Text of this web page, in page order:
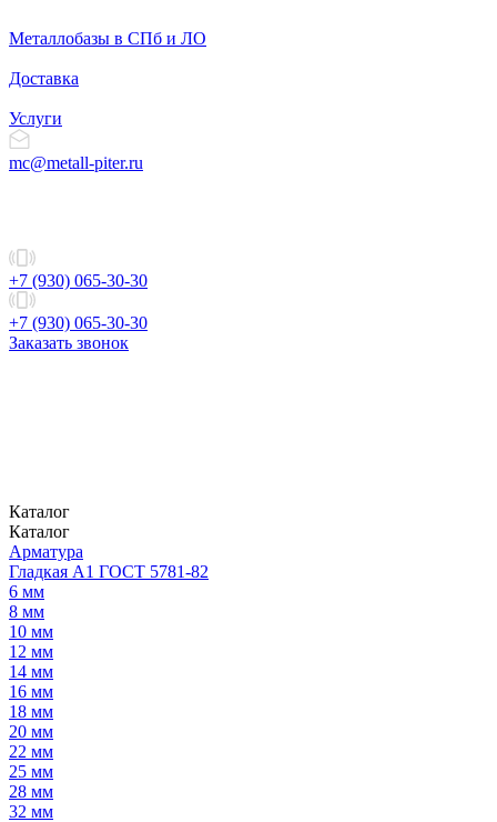
Металлобазы в СПб и ЛО
Доставка
Услуги
mc@metall-piter.ru
+7 (930) 065-30-30
+7 (930) 065-30-30
Заказать звонок
Каталог
Каталог
Арматура
Гладкая А1 ГОСТ 5781-82
6 мм
8 мм
10 мм
12 мм
14 мм
16 мм
18 мм
20 мм
22 мм
25 мм
28 мм
32 мм